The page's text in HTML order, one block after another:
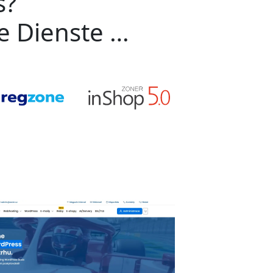
Dienste …